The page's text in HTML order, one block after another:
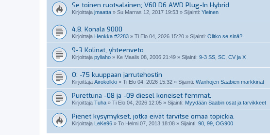
Se toinen ruotsalainen; V60 D6 AWD Plug-In Hybrid
Kirjoittaja jmaatta » Su Marras 12, 2017 19:53 » Sijainti: Yleinen
4.8. Konala 9000
Kirjoittaja Henkka #2283 » Ti Elo 04, 2026 15:20 » Sijainti: Olitko se sinä?
9-3 Kolinat, yhteenveto
Kirjoittaja pyliaho » Ke Maalis 08, 2006 21:49 » Sijainti: 9-3 SS, SC, CV ja X
O: -75 kuuppaan jarrutehostin
Kirjoittaja Airokolkki » Ti Elo 04, 2026 15:32 » Sijainti: Wanhojen Saabien markkinat
Purettuna -08 ja -09 diesel koneiset femmat.
Kirjoittaja Tuha » Ti Elo 04, 2026 12:05 » Sijainti: Myydään Saabin osat ja tarvikkeet
Pienet kysymykset, jotka eivät tarvitse omaa topickia.
Kirjoittaja LeKe96 » To Helmi 07, 2013 18:08 » Sijainti: 90, 99, OG900